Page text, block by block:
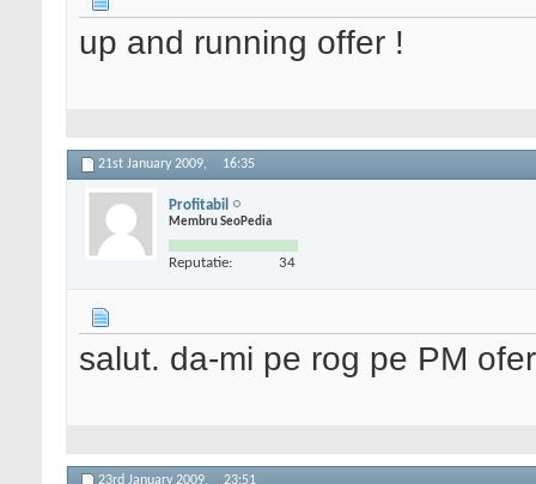
up and running offer !
21st January 2009, 16:35
Profitabil
Membru SeoPedia
Reputatie: 34
salut. da-mi pe rog pe PM
23rd January 2009, 23:51